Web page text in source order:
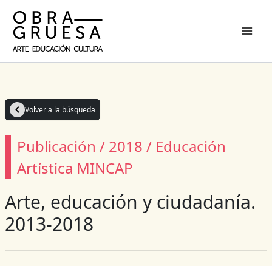
contenido
Volver a la búsqueda
Publicación / 2018 / Educación
Artística MINCAP
Arte, educación y ciudadanía.
2013-2018